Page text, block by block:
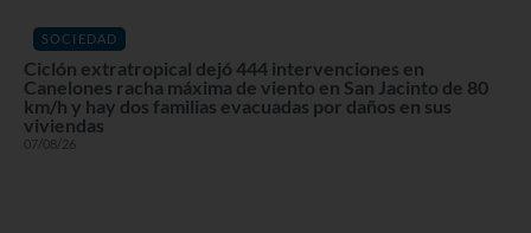
SOCIEDAD
Ciclón extratropical dejó 444 intervenciones en
Canelones racha máxima de viento en San Jacinto de 80
km/h y hay dos familias evacuadas por daños en sus
viviendas
07/08/26